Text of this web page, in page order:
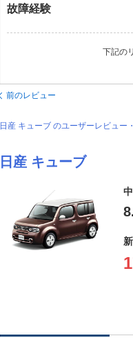
故障経験
下記の
前のレビュー
日産 キューブ のユーザーレビュー
日産 キューブ
8